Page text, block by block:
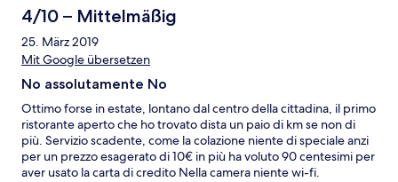
4/10 – Mittelmäßig
25. März 2019
Mit Google übersetzen
No assolutamente No
Ottimo forse in estate, lontano dal centro della cittadina, il primo
ristorante aperto che ho trovato dista un paio di km se non di
più. Servizio scadente, come la colazione niente di speciale anzi
per un prezzo esagerato di 10€ in più ha voluto 90 centesimi per
aver usato la carta di credito Nella camera niente wi-fi.